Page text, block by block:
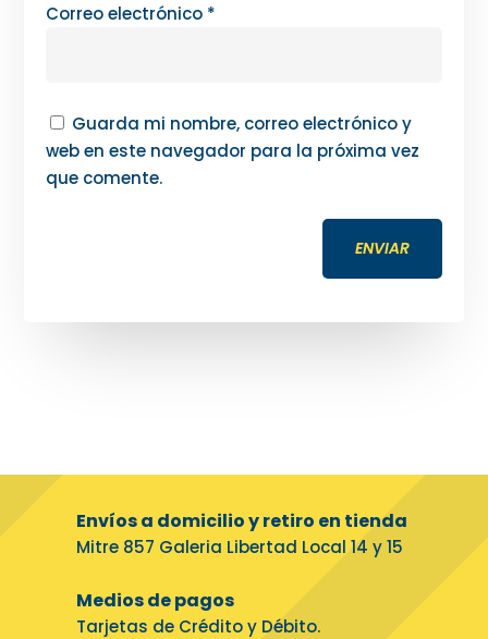
Correo electrónico *
Guarda mi nombre, correo electrónico y
web en este navegador para la próxima vez
que comente.
ENVIAR
Envíos a domicilio y retiro en tienda
Mitre 857 Galeria Libertad Local 14 y 15
Medios de pagos
Tarjetas de Crédito y Débito.